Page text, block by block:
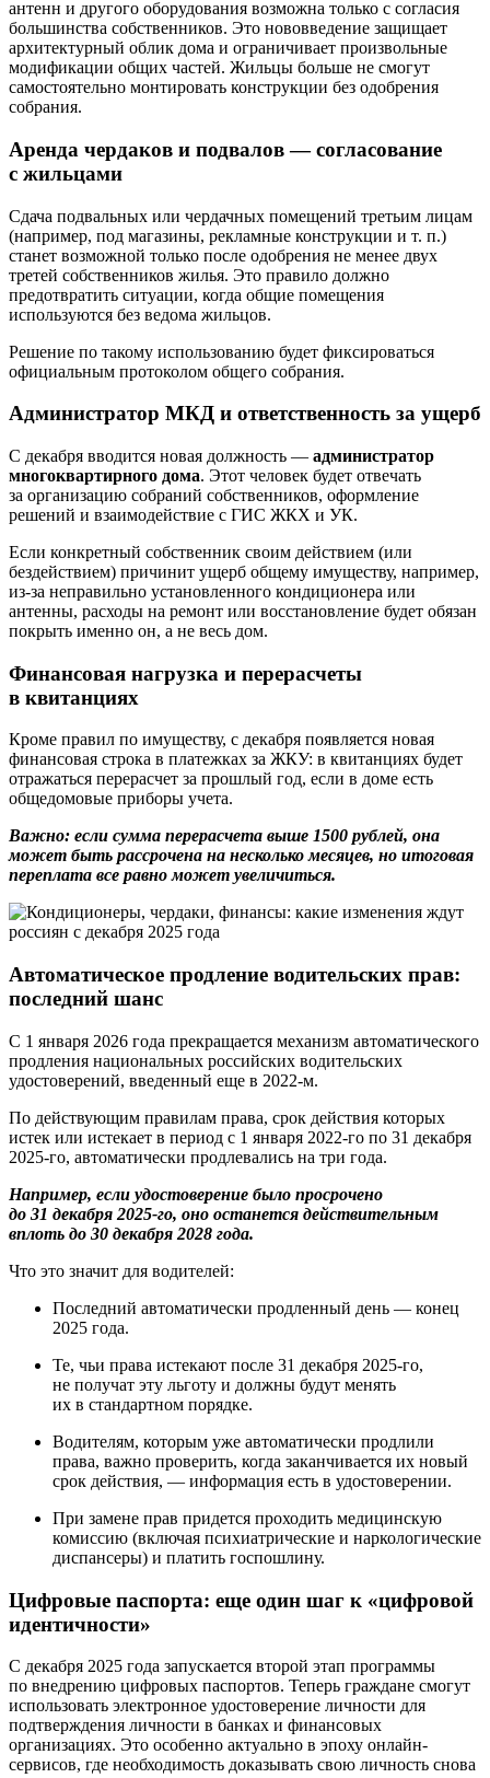
антенн и другого оборудования возможна только с согласия
большинства собственников. Это нововведение защищает
архитектурный облик дома и ограничивает произвольные
модификации общих частей. Жильцы больше не смогут
самостоятельно монтировать конструкции без одобрения
собрания.
Аренда чердаков и подвалов — согласование
с жильцами
Сдача подвальных или чердачных помещений третьим лицам
(например, под магазины, рекламные конструкции и т. п.)
станет возможной только после одобрения не менее двух
третей собственников жилья. Это правило должно
предотвратить ситуации, когда общие помещения
используются без ведома жильцов.
Решение по такому использованию будет фиксироваться
официальным протоколом общего собрания.
Администратор МКД и ответственность за ущерб
С декабря вводится новая должность — администратор
многоквартирного дома. Этот человек будет отвечать
за организацию собраний собственников, оформление
решений и взаимодействие с ГИС ЖКХ и УК.
Если конкретный собственник своим действием (или
бездействием) причинит ущерб общему имуществу, например,
из‑за неправильно установленного кондиционера или
антенны, расходы на ремонт или восстановление будет обязан
покрыть именно он, а не весь дом.
Финансовая нагрузка и перерасчеты
в квитанциях
Кроме правил по имуществу, с декабря появляется новая
финансовая строка в платежках за ЖКУ: в квитанциях будет
отражаться перерасчет за прошлый год, если в доме есть
общедомовые приборы учета.
Важно: если сумма перерасчета выше 1500 рублей, она
может быть рассрочена на несколько месяцев, но итоговая
переплата все равно может увеличиться.
Автоматическое продление водительских прав:
последний шанс
С 1 января 2026 года прекращается механизм автоматического
продления национальных российских водительских
удостоверений, введенный еще в 2022-м.
По действующим правилам права, срок действия которых
истек или истекает в период с 1 января 2022-го по 31 декабря
2025-го, автоматически продлевались на три года.
Например, если удостоверение было просрочено
до 31 декабря 2025-го, оно останется действительным
вплоть до 30 декабря 2028 года.
Что это значит для водителей:
Последний автоматически продленный день — конец
2025 года.
Те, чьи права истекают после 31 декабря 2025-го,
не получат эту льготу и должны будут менять
их в стандартном порядке.
Водителям, которым уже автоматически продлили
права, важно проверить, когда заканчивается их новый
срок действия, — информация есть в удостоверении.
При замене прав придется проходить медицинскую
комиссию (включая психиатрические и наркологические
диспансеры) и платить госпошлину.
Цифровые паспорта: еще один шаг к «цифровой
идентичности»
С декабря 2025 года запускается второй этап программы
по внедрению цифровых паспортов. Теперь граждане смогут
использовать электронное удостоверение личности для
подтверждения личности в банках и финансовых
организациях. Это особенно актуально в эпоху онлайн-
сервисов, где необходимость доказывать свою личность снова